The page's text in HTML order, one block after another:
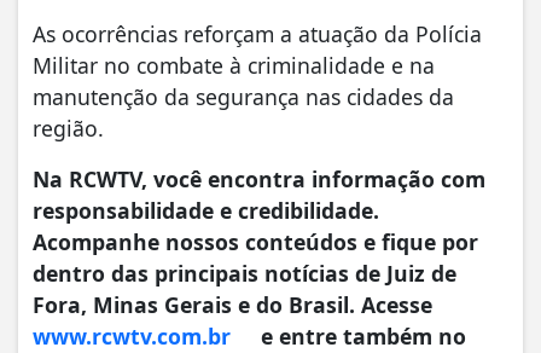
As ocorrências reforçam a atuação da Polícia
Militar no combate à criminalidade e na
manutenção da segurança nas cidades da
região.
Na RCWTV, você encontra informação com
responsabilidade e credibilidade.
Acompanhe nossos conteúdos e fique por
dentro das principais notícias de Juiz de
Fora, Minas Gerais e do Brasil. Acesse
www.rcwtv.com.br
e entre também no